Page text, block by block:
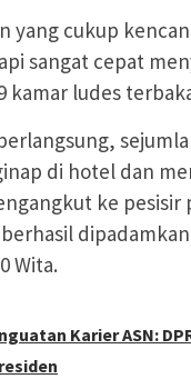
yang cukup
sangat cepat
kamar ludes
di hotel dan
ke pesisir
berhasil
Wita.
Karier ASN: